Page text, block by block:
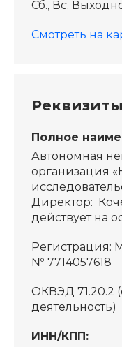
Сб., Вс.
Смотреть на
Реквизиты
Полное
Автономная
организация
Директор:
действует на
Регистрация:
№ 7714057618
ОКВЭД 71.20.2
деятельность)
ИНН/КПП: